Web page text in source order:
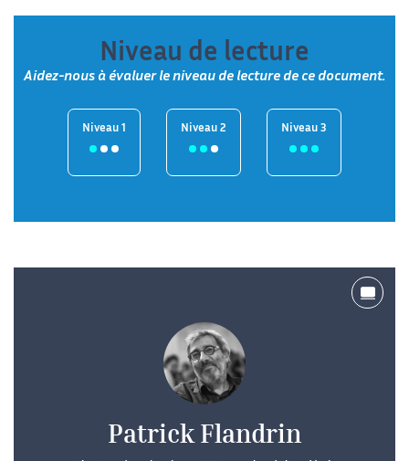
Niveau de lecture
Aidez-nous à évaluer le niveau de lecture de ce document.
Niveau 1 Niveau 2 Niveau 3
Patrick Flandrin